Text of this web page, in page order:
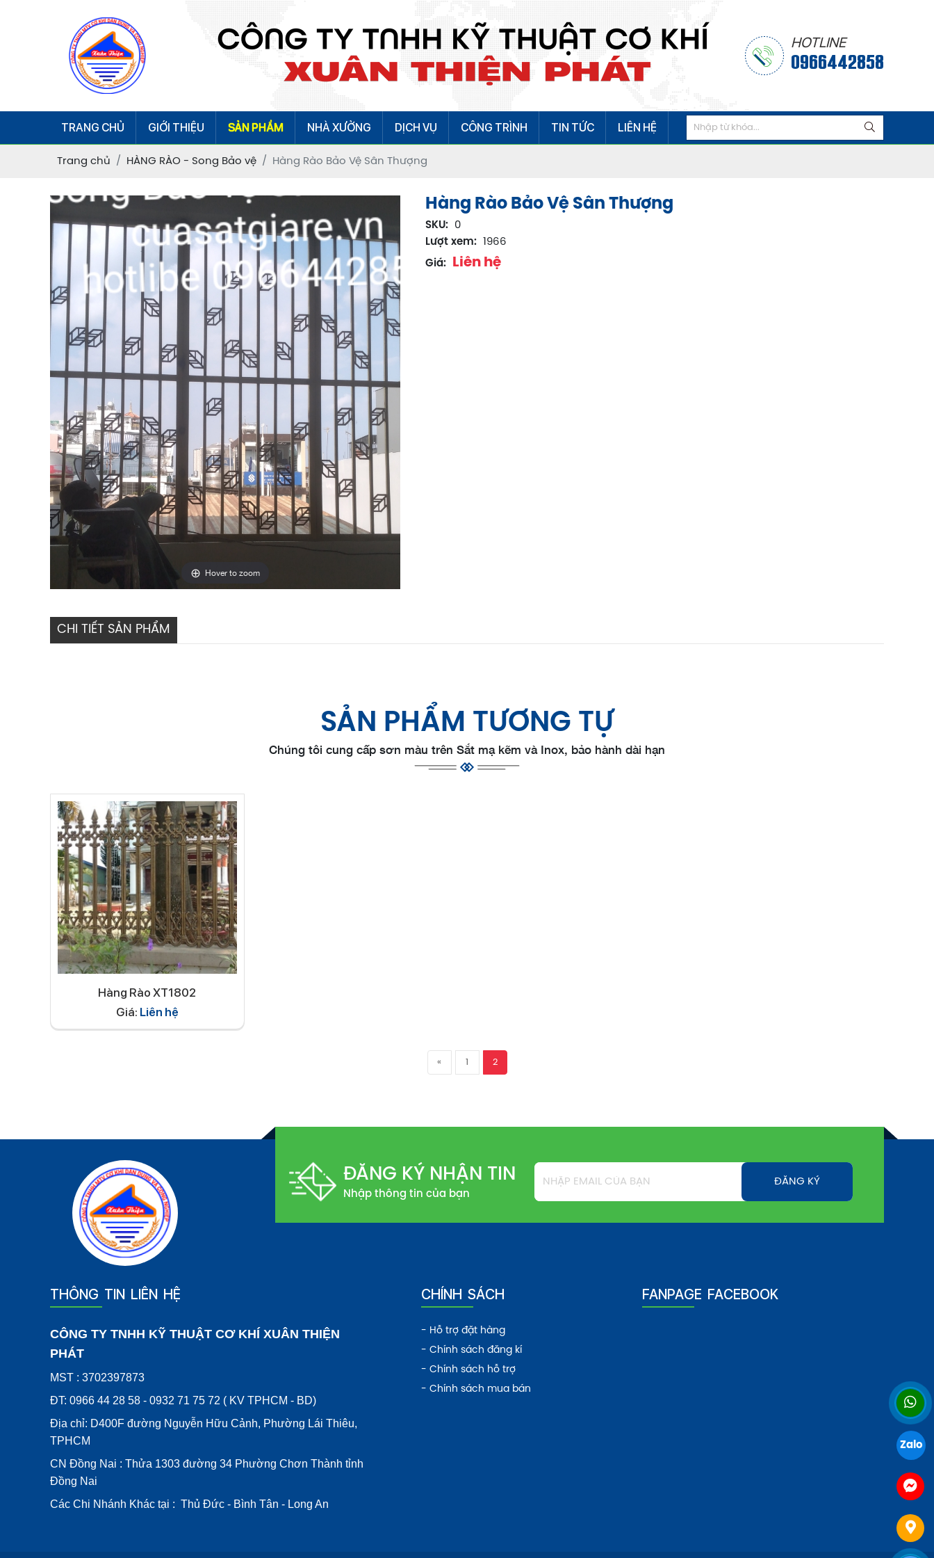
HOTLINE
0966442858
TRANG CHỦ GIỚI THIỆU SẢN PHẨM NHÀ XƯỞNG DỊCH VỤ CÔNG TRÌNH TIN TỨC LIÊN HỆ
Trang chủ HÀNG RÀO - Song Bảo vệ Hàng Rào Bảo Vệ Sân Thượng
Hover to zoom
Hàng Rào Bảo Vệ Sân Thượng
SKU:
0
Lượt xem:
1966
Giá:
Liên hệ
CHI TIẾT SẢN PHẨM
SẢN PHẨM TƯƠNG TỰ
Chúng tôi cung cấp sơn màu trên Sắt mạ kẽm và Inox, bảo hành dài hạn
Hàng Rào XT1802
Giá: Liên hệ
« 1 2
ĐĂNG KÝ NHẬN TIN
Nhập thông tin của bạn
THÔNG TIN LIÊN HỆ
CÔNG TY TNHH KỸ THUẬT CƠ KHÍ XUÂN THIỆN
PHÁT
MST : 3702397873
ĐT: 0966 44 28 58 - 0932 71 75 72 ( KV TPHCM - BD)
Địa chỉ: D400F đường Nguyễn Hữu Cảnh, Phường Lái Thiêu,
TPHCM
CN Đồng Nai : Thửa 1303 đường 34 Phường Chơn Thành tỉnh
Đồng Nai
Các Chi Nhánh Khác tại : Thủ Đức - Bình Tân - Long An
CHÍNH SÁCH
- Hỗ trợ đặt hàng
- Chính sách đăng kí
- Chính sách hỗ trợ
- Chính sách mua bán
FANPAGE FACEBOOK
Zalo